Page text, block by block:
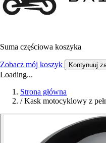
Suma częściowa koszyka
Zobacz mój koszyk Kontynuuj
Loading...
Strona główna
/ Kask motocyklowy z